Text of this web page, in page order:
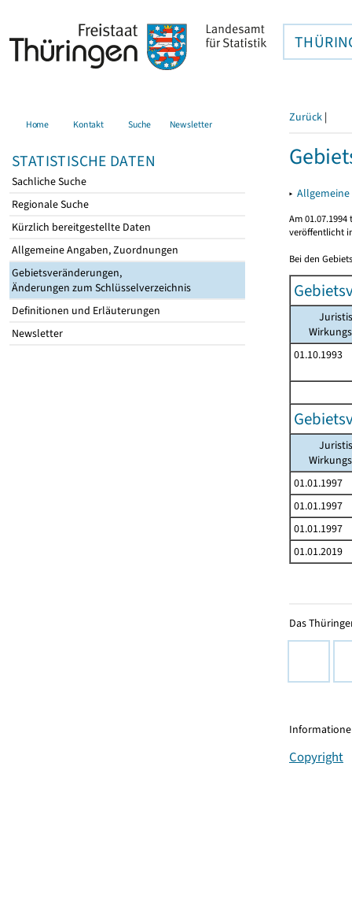
Home Kontakt Suche Newsletter
STATISTISCHE DATEN
Sachliche Suche
Regionale Suche
Kürzlich bereitgestellte Daten
Allgemeine Angaben, Zuordnungen
Gebietsveränderungen,
Änderungen zum Schlüsselverzeichnis
Definitionen und Erläuterungen
Newsletter
Zurück |
▸
Am
veröffentlicht
Bei den
01.10.1993
01.01.1997
01.01.1997
01.01.1997
01.01.2019
Das
Copyright